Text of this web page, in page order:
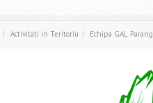
Activitati in Teritoriu Echipa GAL Parang